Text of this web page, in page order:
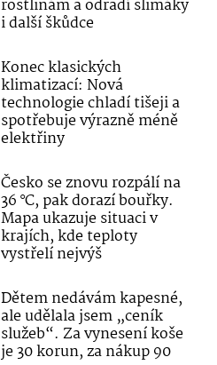
rostlinám a odradí slimáky
i další škůdce
Konec klasických
klimatizací: Nová
technologie chladí tišeji a
spotřebuje výrazně méně
elektřiny
Česko se znovu rozpálí na
36 °C, pak dorazí bouřky.
Mapa ukazuje situaci v
krajích, kde teploty
vystřelí nejvýš
Dětem nedávám kapesné,
ale udělala jsem „ceník
služeb“. Za vynesení koše
je 30 korun, za nákup 90